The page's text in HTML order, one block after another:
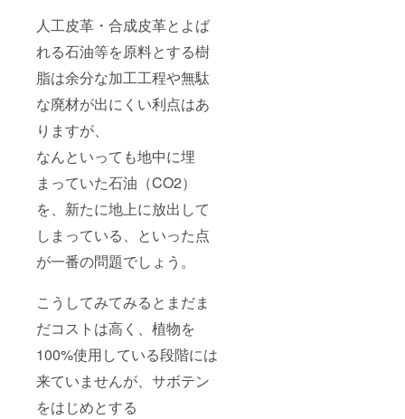
人工皮革・合成皮革とよば
れる石油等を原料とする樹
脂は余分な加工工程や無駄
な廃材が出にくい利点はあ
りますが、
なんといっても地中に埋
まっていた石油（CO2）
を、新たに地上に放出して
しまっている、といった点
が一番の問題でしょう。
こうしてみてみるとまだま
だコストは高く、植物を
100%使用している段階には
来ていませんが、サボテン
をはじめとする